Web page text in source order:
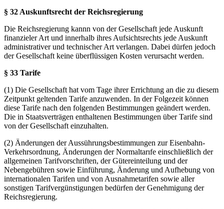
§ 32 Auskunftsrecht der Reichsregierung
Die Reichsregierung kannn von der Gesellschaft jede Auskunft
finanzieler Art und innerhalb ihres Aufsichtsrechts jede Auskunft
administrativer und technischer Art verlangen. Dabei dürfen jedoch
der Gesellschaft keine überflüssigen Kosten verursacht werden.
§ 33 Tarife
(1) Die Gesellschaft hat vom Tage ihrer Errichtung an die zu diesem
Zeitpunkt geltenden Tarife anzuwenden. In der Folgezeit können
diese Tarife nach den folgenden Bestimmungen geändert werden.
Die in Staatsverträgen enthaltenen Bestimmungen über Tarife sind
von der Gesellschaft einzuhalten.
(2) Änderungen der Aussührungsbestimmungen zur Eisenbahn-
Verkehrsordnung, Änderungen der Normaltarıfe einschließlich der
allgemeinen Tarifvorschriften, der Gütereinteilung und der
Nebengebühren sowie Einführung, Änderung und Aufhebung von
internationalen Tarifen und von Ausnahmetarifen sowie aller
sonstigen Tarifvergünstigungen bedürfen der Genehmigung der
Reichsregierung.